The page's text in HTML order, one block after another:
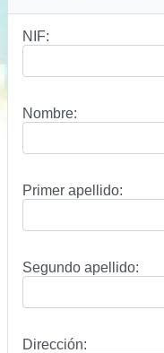
NIF:
Nombre:
Primer apellido:
Segundo apellido:
Dirección: